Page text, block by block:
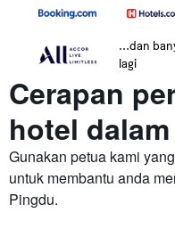
...dan
lagi
Cerapan
hotel
Gunakan petua kami
untuk membantu anda
Pingdu.